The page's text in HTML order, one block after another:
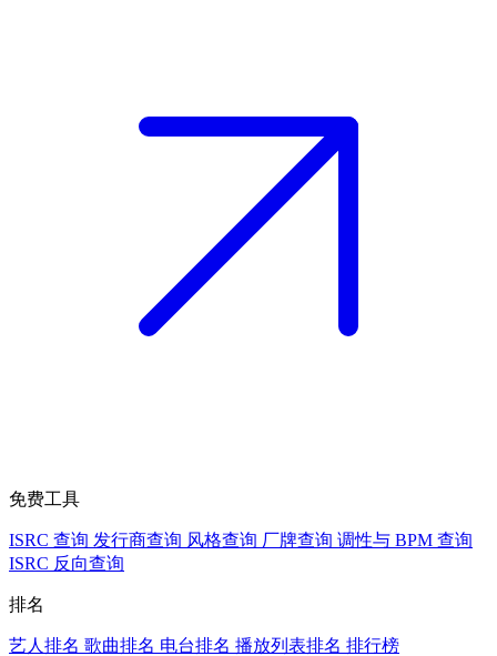
免费工具
ISRC 查询 发行商查询 风格查询 厂牌查询 调性与 BPM 查询
ISRC 反向查询
排名
艺人排名 歌曲排名 电台排名 播放列表排名 排行榜